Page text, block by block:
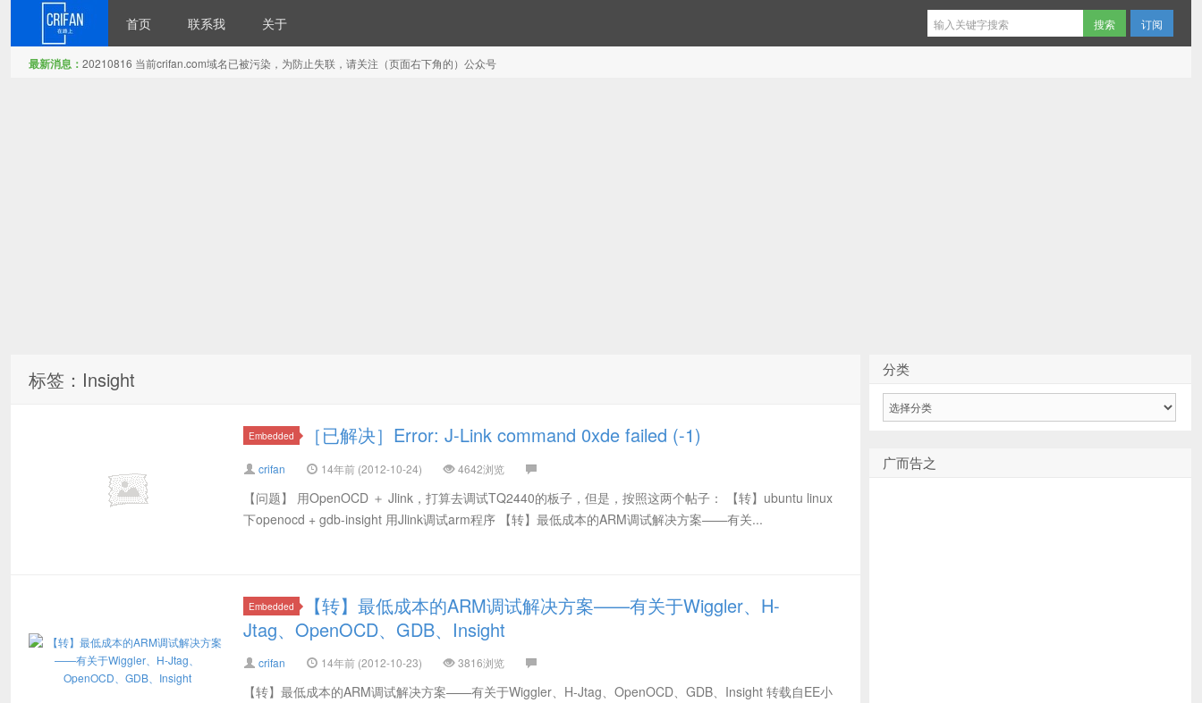
首页 联系我 关于 订阅
最新消息： 20210816 当前crifan.com域名已被污染，为防止失联，请关注（页面右下角的）公众号
标签：Insight
Embedded ［已解决］Error: J-Link command 0xde failed (-1)
crifan 14年前 (2012-10-24) 4642浏览
【问题】 用OpenOCD ＋ Jlink，打算去调试TQ2440的板子，但是，按照这两个帖子： 【转】ubuntu linux
下openocd + gdb-insight 用Jlink调试arm程序 【转】最低成本的ARM调试解决方案——有关...
Embedded
【转】最低成本的ARM调试解决方案——有关于Wiggler、H-
Jtag、OpenOCD、GDB、Insight
crifan 14年前 (2012-10-23) 3816浏览
【转】最低成本的ARM调试解决方案——有关于Wiggler、H-Jtag、OpenOCD、GDB、Insight 转载自EE小
分类
广而告之